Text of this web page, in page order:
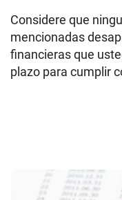
Considere que
mencionadas
financieras que
plazo para cumplir